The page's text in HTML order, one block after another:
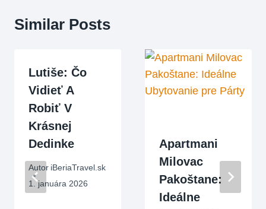
Similar Posts
Lutiše: Čo
Vidieť A
Robiť V
Krásnej
Dedinke
Autor iBeriaTravel.sk
1. januára 2026
Apartmani
Milovac
Pakoštane:
Ideálne